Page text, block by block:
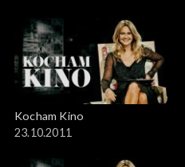
Kocham Kino
23.10.2011